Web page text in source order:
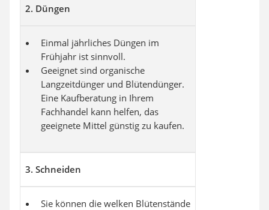
2. Düngen
Einmal jährliches Düngen im
Frühjahr ist sinnvoll.
Geeignet sind organische
Langzeitdünger und Blütendünger.
Eine Kaufberatung in Ihrem
Fachhandel kann helfen, das
geeignete Mittel günstig zu kaufen.
3. Schneiden
Sie können die welken Blütenstände